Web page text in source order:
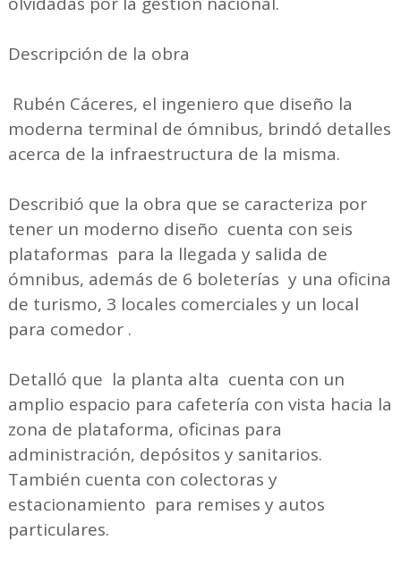
Descripción de la obra
Rubén Cáceres, el ingeniero que diseño la
moderna terminal de ómnibus, brindó detalles
acerca de la infraestructura de la misma.
Describió que la obra que se caracteriza por
tener un moderno diseño cuenta con seis
plataformas para la llegada y salida de
ómnibus, además de 6 boleterías y una oficina
de turismo, 3 locales comerciales y un local
para comedor .
Detalló que la planta alta cuenta con un
amplio espacio para cafetería con vista hacia la
zona de plataforma, oficinas para
administración, depósitos y sanitarios.
También cuenta con colectoras y
estacionamiento para remises y autos
particulares.